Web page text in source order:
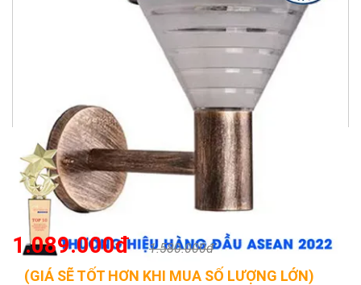
1.089.000đ 1.580.000đ
(GIÁ SẼ TỐT HƠN KHI MUA SỐ LƯỢNG LỚN)